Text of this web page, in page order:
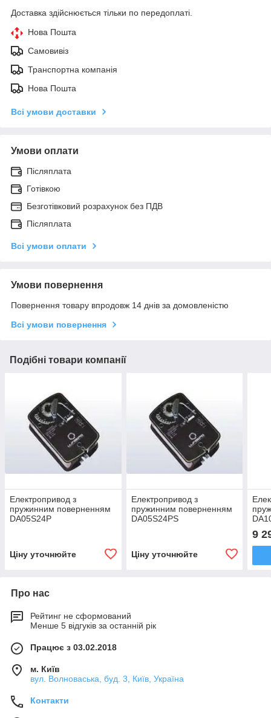
Доставка здійснюється тільки по передоплаті.
Нова Пошта
Самовивіз
Транспортна компанія
Нова Пошта
Всі умови доставки
Умови оплати
Післяплата
Готівкою
Безготівковий розрахунок без ПДВ
Післяплата
Всі умови оплати
Умови повернення
Повернення товару впродовж 14 днів за домовленістю
Всі умови повернення
Подібні товари компанії
Електропривод з
пружинним поверненням
DA05S24P
Ціну уточнюйте
Електропривод з
пружинним поверненням
DA05S24PS
Ціну уточнюйте
9
Про нас
Рейтинг не сформований
Менше 5 відгуків за останній рік
Працює з 03.02.2018
м. Київ
вул. Волноваська, буд. 3, Київ, Україна
Контакти